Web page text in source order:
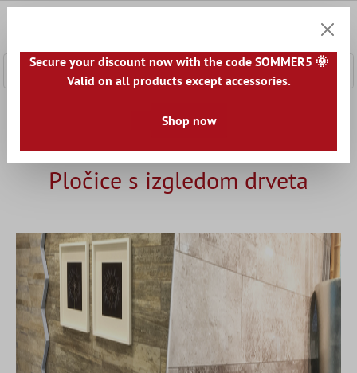
Vodič - koji je pravi? Pločice prema namjeni
Pločice s izgledom drveta
Secure your discount now with the code SOMMER5 🌞
Valid on all products except accessories.
Shop now